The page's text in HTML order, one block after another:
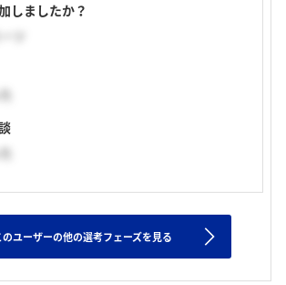
しましたか？
ツ
のユーザーの他の選考フェーズを見る